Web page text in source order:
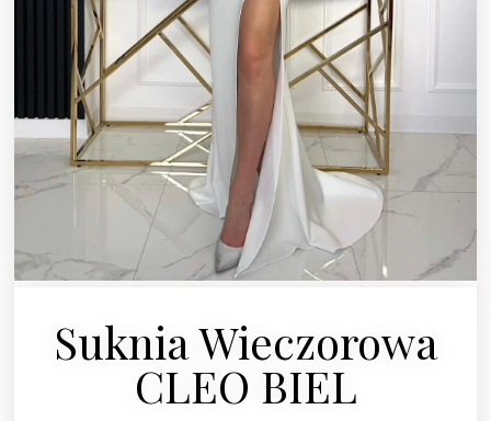
Suknia Wieczorowa
CLEO BIEL